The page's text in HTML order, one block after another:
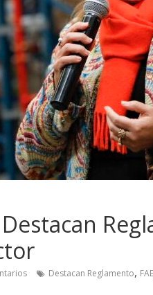
Destacan Reglamento, FAE